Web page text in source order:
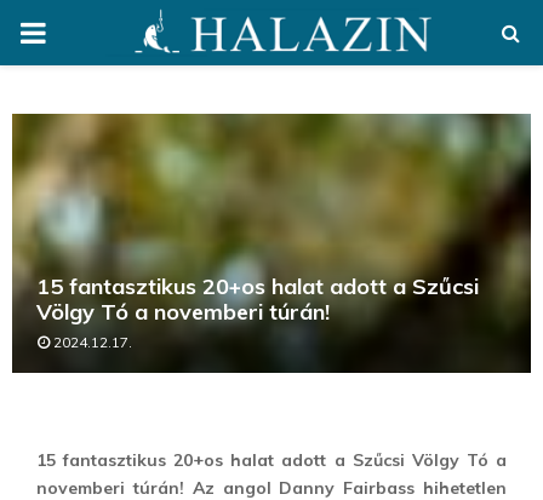
PRIMARY
15 fantasztikus 20+os halat adott a Szűcsi
Völgy Tó a novemberi túrán!
2024.12.17.
15 fantasztikus 20+os halat adott a Szűcsi Völgy Tó a
novemberi túrán! Az angol Danny Fairbass hihetetlen